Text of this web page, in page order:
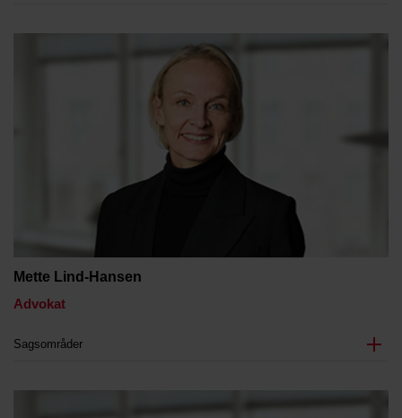
Mette Lind-Hansen
Advokat
Sagsområder